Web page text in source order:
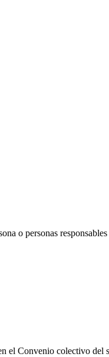
o personas
el Convenio colectivo del